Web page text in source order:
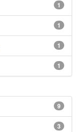
1
1
1
1
9
3